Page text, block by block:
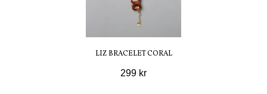
LIZ BRACELET CORAL
299 kr